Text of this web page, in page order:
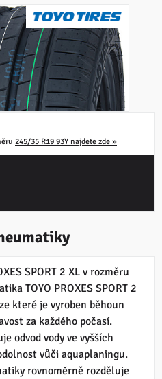
245/35 R19 93Y najdete zde »
SPORT 2 XL v rozměru
TOYO PROXES SPORT 2
které je vyroben běhoun
za každého počasí.
odvod vody ve vyšších
vůči aquaplaningu.
rovnoměrně rozděluje